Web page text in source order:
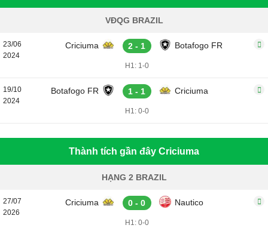
VĐQG BRAZIL
23/06
2024
Criciuma 2 - 1 Botafogo FR
H1: 1-0
19/10
2024
Botafogo FR 1 - 1 Criciuma
H1: 0-0
Thành tích gần đây Criciuma
HẠNG 2 BRAZIL
27/07
2026
Criciuma 0 - 0 Nautico
H1: 0-0